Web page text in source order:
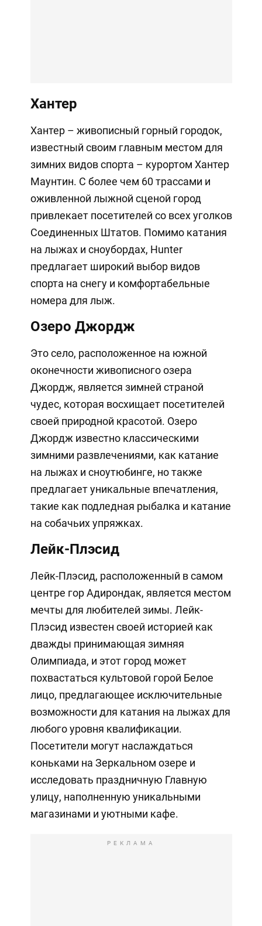
Хантер
Хантер – живописный горный городок,
известный своим главным местом для
зимних видов спорта – курортом Хантер
Маунтин. С более чем 60 трассами и
оживленной лыжной сценой город
привлекает посетителей со всех уголков
Соединенных Штатов. Помимо катания
на лыжах и сноубордах, Hunter
предлагает широкий выбор видов
спорта на снегу и комфортабельные
номера для лыж.
Озеро Джордж
Это село, расположенное на южной
оконечности живописного озера
Джордж, является зимней страной
чудес, которая восхищает посетителей
своей природной красотой. Озеро
Джордж известно классическими
зимними развлечениями, как катание
на лыжах и сноутюбинге, но также
предлагает уникальные впечатления,
такие как подледная рыбалка и катание
на собачьих упряжках.
Лейк-Плэсид
Лейк-Плэсид, расположенный в самом
центре гор Адирондак, является местом
мечты для любителей зимы. Лейк-
Плэсид известен своей историей как
дважды принимающая зимняя
Олимпиада, и этот город может
похвастаться культовой горой Белое
лицо, предлагающее исключительные
возможности для катания на лыжах для
любого уровня квалификации.
Посетители могут наслаждаться
коньками на Зеркальном озере и
исследовать праздничную Главную
улицу, наполненную уникальными
магазинами и уютными кафе.
РЕКЛАМА